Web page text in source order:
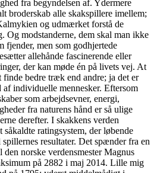
fra begyndelsen af. Ydermere
broderskab alle skakspillere imellem;
og udmærket forstå de
Og modstanderne, dem skal man ikke
fjender, men som godhjertede
allehånde fascinerende eller
der kan møde én på livets vej. At
finde bedre træk end andre; ja det er
individuelle mennesker. Eftersom
som arbejdsevner, energi,
fra naturens hånd er så ulige
derefter. I skakkens verden
såkaldte ratingsystem, der løbende
resultater. Det spænder fra en
norske verdensmester Magnus
på 2882 i maj 2014. Lille mig